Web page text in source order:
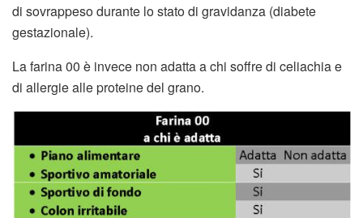
di sovrappeso durante lo stato di gravidanza (diabete
gestazionale).
La farina 00 è invece non adatta a chi soffre di celiachia e
di allergie alle proteine del grano.